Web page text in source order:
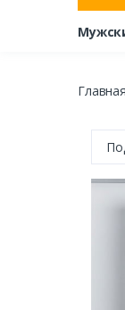
Главная